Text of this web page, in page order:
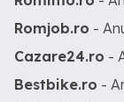
Romjob.ro -
Cazare24.ro -
Bestbike.ro -